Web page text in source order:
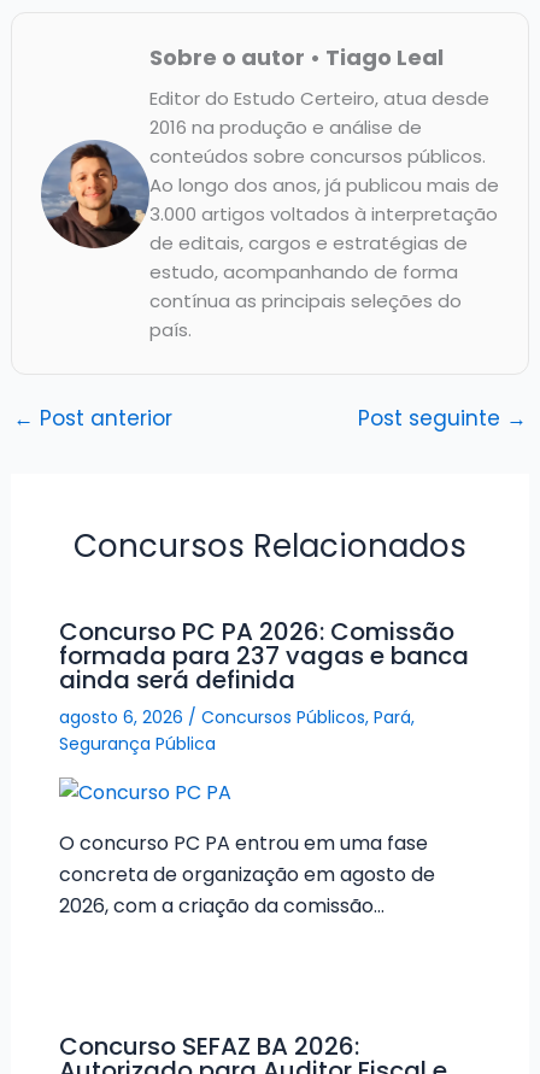
Sobre o autor • Tiago Leal
Editor do Estudo Certeiro, atua desde
2016 na produção e análise de
conteúdos sobre concursos públicos.
Ao longo dos anos, já publicou mais de
3.000 artigos voltados à interpretação
de editais, cargos e estratégias de
estudo, acompanhando de forma
contínua as principais seleções do
país.
← Post anterior Post seguinte →
Concursos Relacionados
Concurso PC PA 2026: Comissão
formada para 237 vagas e banca
ainda será definida
agosto 6, 2026 / Concursos Públicos, Pará,
Segurança Pública
O concurso PC PA entrou em uma fase
concreta de organização em agosto de
2026, com a criação da comissão…
Concurso SEFAZ BA 2026: